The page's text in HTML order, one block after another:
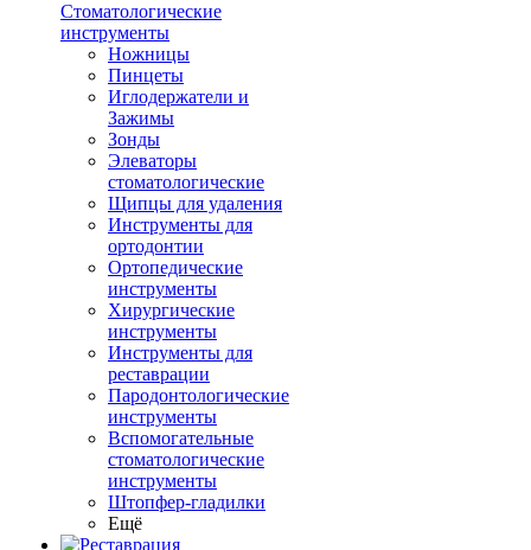
Стоматологические
инструменты
Ножницы
Пинцеты
Иглодержатели и
Зажимы
Зонды
Элеваторы
стоматологические
Щипцы для удаления
Инструменты для
ортодонтии
Ортопедические
инструменты
Хирургические
инструменты
Инструменты для
реставрации
Пародонтологические
инструменты
Вспомогательные
стоматологические
инструменты
Штопфер-гладилки
Ещё